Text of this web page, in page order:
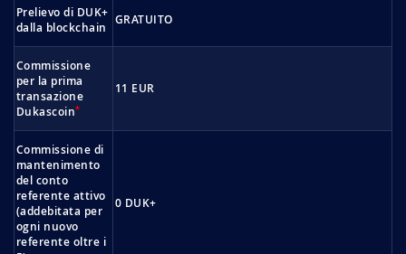
Prelievo di DUK+
dalla blockchain
GRATUITO
Commissione
per la prima
transazione
Dukascoin*
11 EUR
Commissione di
mantenimento
del conto
referente attivo
(addebitata per
ogni nuovo
referente oltre i
0 DUK+